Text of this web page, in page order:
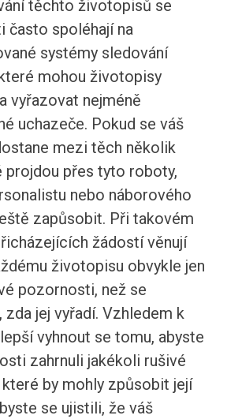
těchto životopisů se
často spoléhají na
systémy sledování
mohou životopisy
vyřazovat nejméně
uchazeče. Pokud se váš
mezi těch několik
projdou přes tyto roboty,
nebo náborového
zapůsobit. Při takovém
žádostí věnují
životopisu obvykle jen
pozornosti, než se
zda jej vyřadí. Vzhledem k
vyhnout se tomu, abyste
zahrnuli jakékoli rušivé
by mohly způsobit její
se ujistili, že váš